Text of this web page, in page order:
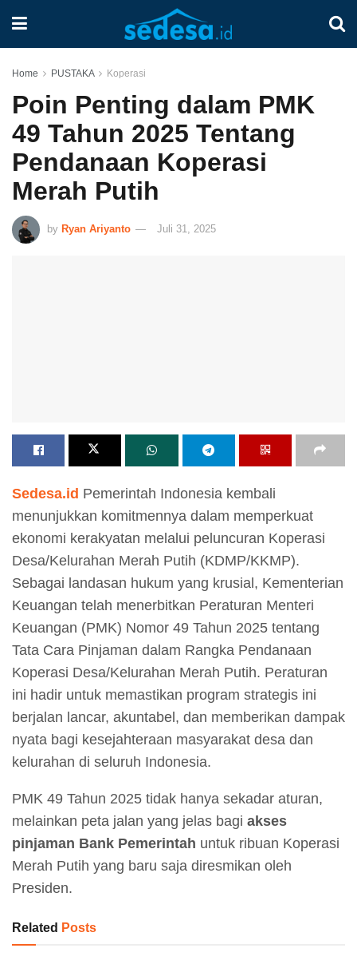
Home PUSTAKA Koperasi
Poin Penting dalam PMK
49 Tahun 2025 Tentang
Pendanaan Koperasi
Merah Putih
by Ryan Ariyanto Juli 31, 2025
Sedesa.id Pemerintah Indonesia kembali
menunjukkan komitmennya dalam memperkuat
ekonomi kerakyatan melalui peluncuran Koperasi
Desa/Kelurahan Merah Putih (KDMP/KKMP).
Sebagai landasan hukum yang krusial, Kementerian
Keuangan telah menerbitkan Peraturan Menteri
Keuangan (PMK) Nomor 49 Tahun 2025 tentang
Tata Cara Pinjaman dalam Rangka Pendanaan
Koperasi Desa/Kelurahan Merah Putih. Peraturan
ini hadir untuk memastikan program strategis ini
berjalan lancar, akuntabel, dan memberikan dampak
nyata bagi kesejahteraan masyarakat desa dan
kelurahan di seluruh Indonesia.
PMK 49 Tahun 2025 tidak hanya sekadar aturan,
melainkan peta jalan yang jelas bagi akses
pinjaman Bank Pemerintah untuk ribuan Koperasi
Merah Putih yang baru saja diresmikan oleh
Presiden.
Related Posts